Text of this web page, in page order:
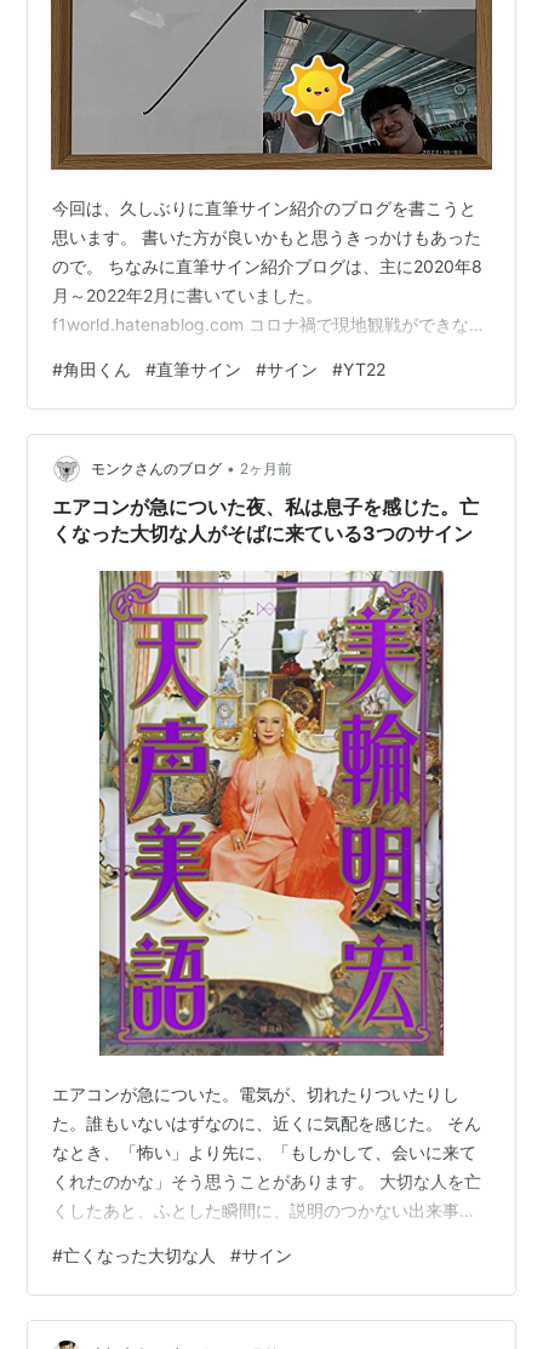
今回は、久しぶりに直筆サイン紹介のブログを書こうと
思います。 書いた方が良いかもと思うきっかけもあった
ので。 ちなみに直筆サイン紹介ブログは、主に2020年8
月～2022年2月に書いていました。
f1world.hatenablog.com コロナ禍で現地観戦ができなか
に出品されていたので偽物ビジネスを潰すための啓発と
いう観点でした。 その甲斐あってか、ヤフオクでの偽物
サインは少し減ってきたかなと思います。 メルカリ等、
ヤフオク以外の媒体は使ってないのでわかりません
が。。。 ただ、量は減ったものの、未だに存在していま
す。 形式としては、昔と変わ…
#角田くん #直筆サイン #サイン #YT22
モンクさんのブログ • 2ヶ月前
エアコンが急についた夜、私は息子を感じた。亡
くなった大切な人がそばに来ている3つのサイン
エアコンが急についた。電気が、切れたりついたりし
た。誰もいないはずなのに、近くに気配を感じた。 そん
なとき、「怖い」より先に、「もしかして、会いに来て
くれたのかな」そう思うことがあります。 大切な人を亡
くしたあと、ふとした瞬間に、説明のつかない出来事が
がしたり、家電が不思議な動きをしたり。 それをただの
偶然と片づけることもできるし、「ありがとうって伝え
に来てくれたのかもしれない」と受け取ることもできま
#亡くなった大切な人 #サイン